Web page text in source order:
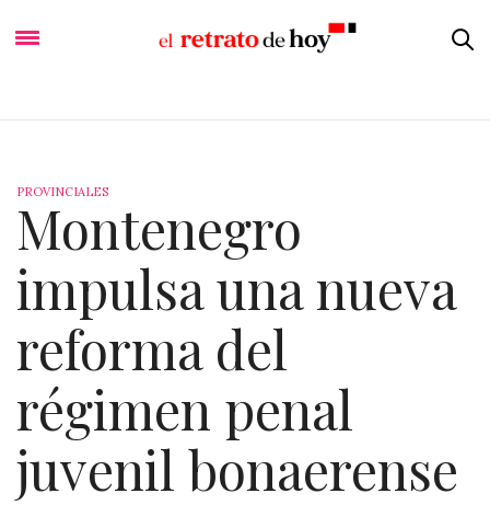
PROVINCIALES
Montenegro
impulsa una nueva
reforma del
régimen penal
juvenil bonaerense